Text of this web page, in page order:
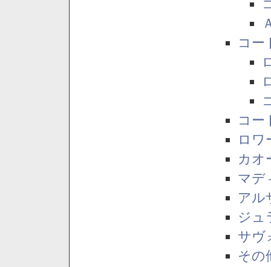
コー
コー
ロワ
カオ
マデ
アル
ジュ
サヴ
その